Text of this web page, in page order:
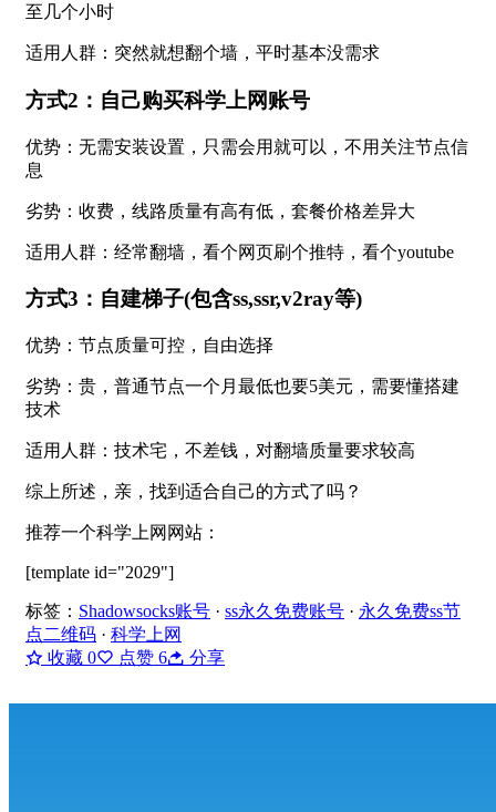
至几个小时
适用人群：突然就想翻个墙，平时基本没需求
方式2：自己购买科学上网账号
优势：无需安装设置，只需会用就可以，不用关注节点信
息
劣势：收费，线路质量有高有低，套餐价格差异大
适用人群：经常翻墙，看个网页刷个推特，看个youtube
方式3：自建梯子(包含ss,ssr,v2ray等)
优势：节点质量可控，自由选择
劣势：贵，普通节点一个月最低也要5美元，需要懂搭建
技术
适用人群：技术宅，不差钱，对翻墙质量要求较高
综上所述，亲，找到适合自己的方式了吗？
推荐一个科学上网网站：
[template id="2029"]
标签： Shadowsocks账号 · ss永久免费账号 · 永久免费ss节
点二维码 · 科学上网
收藏 0 点赞 6 分享